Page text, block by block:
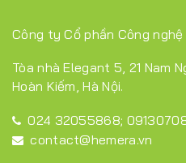
Công ty Cổ phần Công
Tòa nhà Elegant 5, 21 Nam
Hoàn Kiếm, Hà Nội.
024 32055868;
contact@hemera.vn